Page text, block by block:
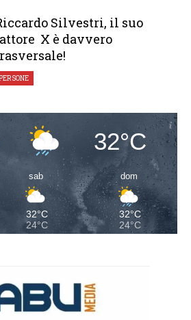
Silvestri, il suo
X è davvero
32°C
sab
32°C
24°C
dom
32°C
24°C